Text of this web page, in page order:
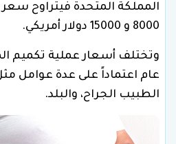
المملكة المتحدة فيتراوح
8000 و 15000 دولار أمريكي.
وتختلف أسعار عملية تكميم
عام اعتماداً على عدة عوامل
الطبيب الجراح، والبلد.